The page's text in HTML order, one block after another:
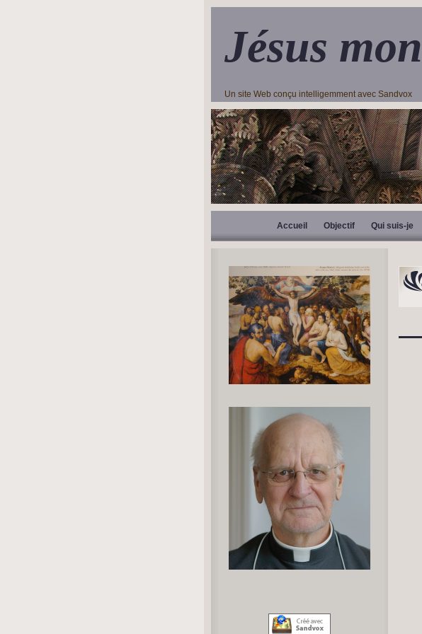
Jésus
Un site Web conçu intelligemment avec Sandvox
Accueil Objectif Qui suis-je